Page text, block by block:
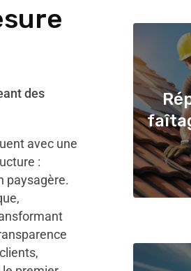
des
avec une
:
paysagère.